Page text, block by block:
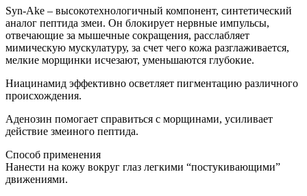
Syn-Ake – высокотехнологичный компонент, синтетический
аналог пептида змеи. Он блокирует нервные импульсы,
отвечающие за мышечные сокращения, расслабляет
мимическую мускулатуру, за счет чего кожа разглаживается,
мелкие морщинки исчезают, уменьшаются глубокие.
Ниацинамид эффективно осветляет пигментацию различного
происхождения.
Аденозин помогает справиться с морщинами, усиливает
действие змеиного пептида.
Способ применения
Нанести на кожу вокруг глаз легкими “постукивающими”
движениями.